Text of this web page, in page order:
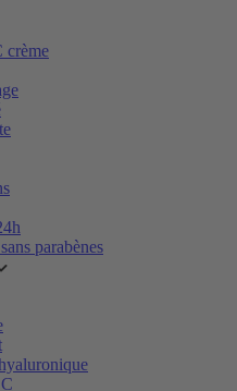
crème
parabènes